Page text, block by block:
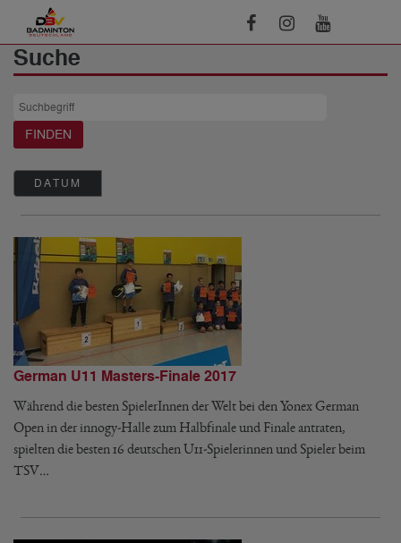
Suche
DATUM
German U11 Masters-Finale 2017
Während die besten SpielerInnen der Welt bei den Yonex German
Open in der innogy-Halle zum Halbfinale und Finale antraten,
spielten die besten 16 deutschen U11-Spielerinnen und Spieler beim
TSV…